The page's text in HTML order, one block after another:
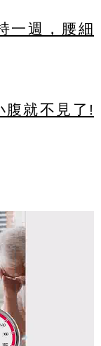
一週，腰細
就不見了!